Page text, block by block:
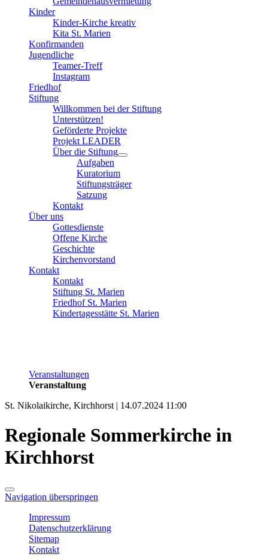
Kinder
Kinder-Kirche kreativ
Kita St. Marien
Konfirmanden
Jugendliche
Teamer-Treff
Instagram
Friedhof
Stiftung
Willkommen bei der Stiftung
Unterstützen!
Geförderte Projekte
Projekt LEADER
Über die Stiftung
Aufgaben
Kuratorium
Stiftungsträger
Satzung
Kontakt
Über uns
Gottesdienste
Offene Kirche
Geschichte
Kirchenvorstand
Kontakt
Kontakt
Stiftung St. Marien
Friedhof St. Marien
Kindertagesstätte St. Marien
Veranstaltungen
Veranstaltung
St. Nikolaikirche, Kirchhorst | 14.07.2024 11:00
Regionale Sommerkirche in
Kirchhorst
Navigation überspringen
Impressum
Datenschutzerklärung
Sitemap
Kontakt